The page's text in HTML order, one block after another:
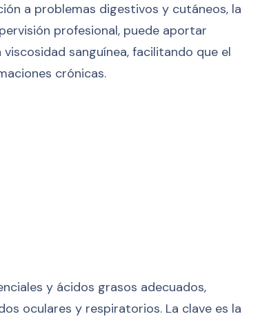
a problemas digestivos y cutáneos, la
profesional, puede aportar
sanguínea, facilitando que el
crónicas.
y ácidos grasos adecuados,
oculares y respiratorios. La clave es la